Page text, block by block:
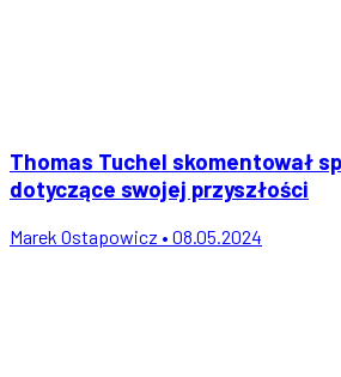
Thomas Tuchel skomentował
dotyczące swojej przyszłości
Marek Ostapowicz • 08.05.2024